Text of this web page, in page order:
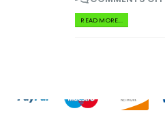
READ MORE...